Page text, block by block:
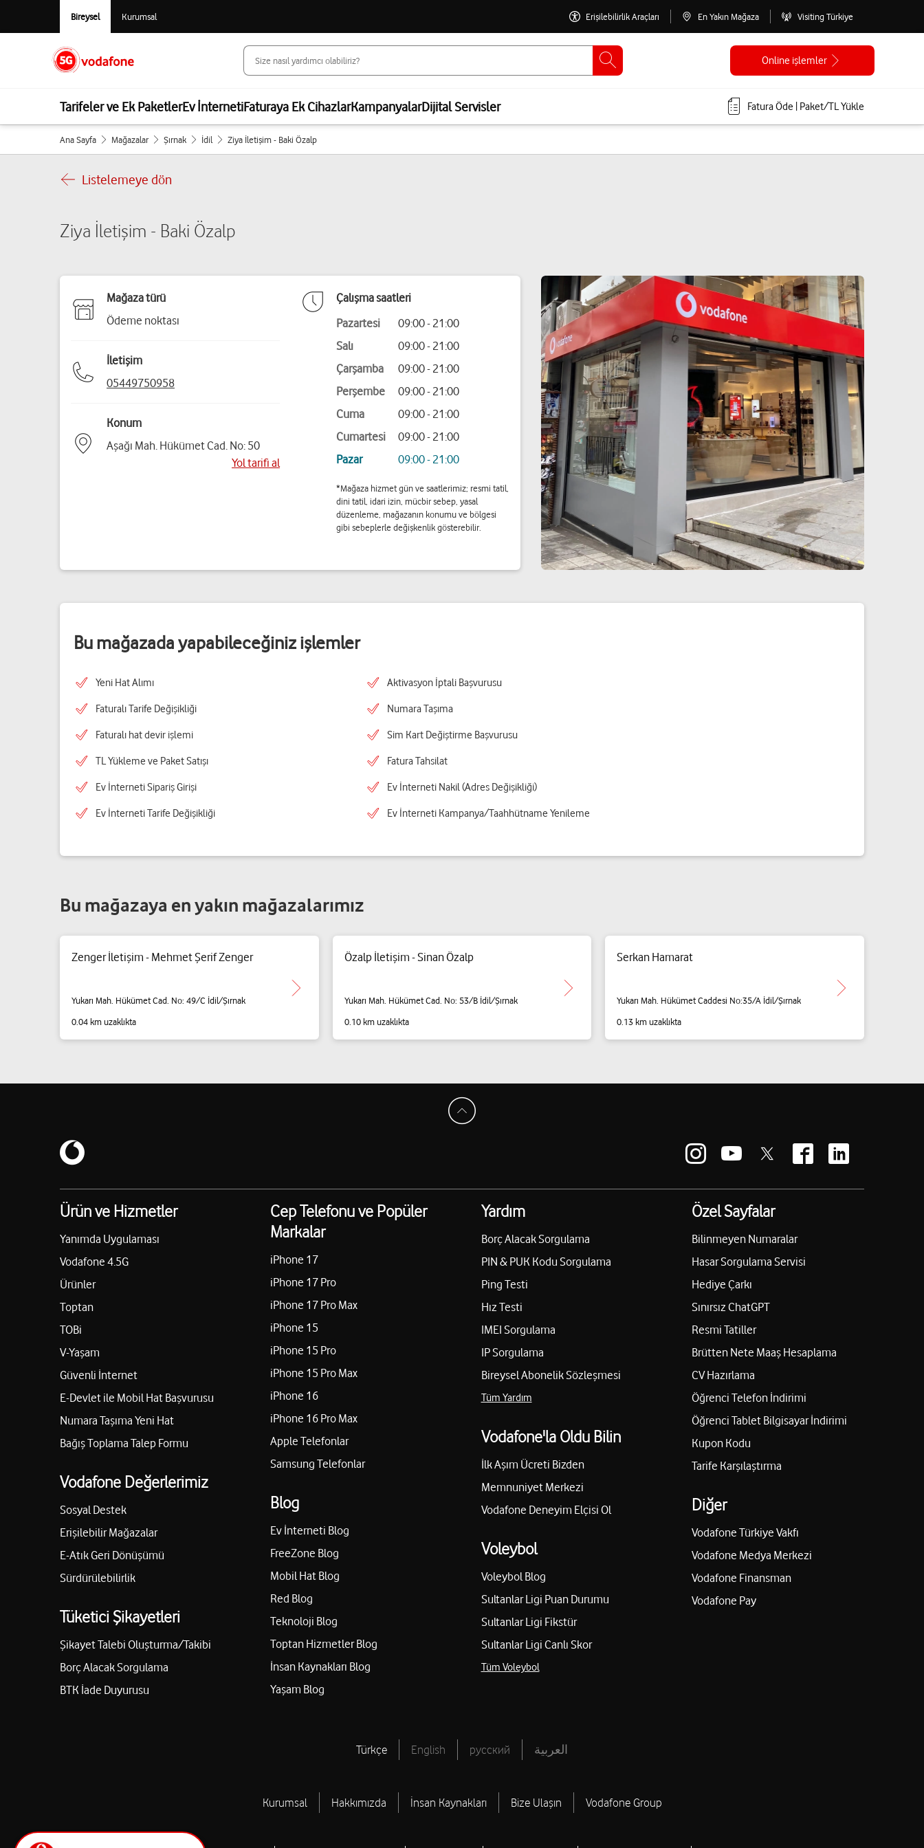
Bireysel Kurumsal Erişilebilirlik Araçları En Yakın Mağaza Visiting Türkiye
Online işlemler
Tarifeler ve Ek PaketlerEv İnternetiFaturaya Ek CihazlarKampanyalarDijital Servisler Fatura Öde | Paket/TL Yükle
Ana Sayfa Mağazalar Şırnak İdil Ziya İletişim - Baki Özalp
Listelemeye dön
Ziya İletişim - Baki Özalp
Mağaza türü
Ödeme noktası
İletişim
05449750958
Konum
Aşağı Mah. Hükümet Cad. No: 50
Yol tarifi al
Çalışma saatleri
Pazartesi
09:00 - 21:00
Salı
09:00 - 21:00
Çarşamba
09:00 - 21:00
Perşembe
09:00 - 21:00
Cuma
09:00 - 21:00
Cumartesi
09:00 - 21:00
Pazar
09:00 - 21:00
*Mağaza hizmet gün ve saatlerimiz; resmi tatil,
dini tatil, idari izin, mücbir sebep, yasal
düzenleme, mağazanın konumu ve bölgesi
gibi sebeplerle değişkenlik gösterebilir.
Bu mağazada yapabileceğiniz işlemler
Yeni Hat Alımı Aktivasyon İptali Başvurusu
Faturalı Tarife Değişikliği Numara Taşıma
Faturalı hat devir işlemi Sim Kart Değiştirme Başvurusu
TL Yükleme ve Paket Satışı Fatura Tahsilat
Ev İnterneti Sipariş Girişi Ev İnterneti Nakil (Adres Değişikliği)
Ev İnterneti Tarife Değişikliği Ev İnterneti Kampanya/Taahhütname Yenileme
Bu mağazaya en yakın mağazalarımız
Zenger İletişim - Mehmet Şerif Zenger
Yukarı Mah. Hükümet Cad. No: 49/C İdil/Şırnak
0.04 km uzaklıkta
Özalp İletişim - Sinan Özalp
Yukarı Mah. Hükümet Cad. No: 53/B İdil/Şırnak
0.10 km uzaklıkta
Serkan Hamarat
Yukarı Mah. Hükümet Caddesi No:35/A İdil/Şırnak
0.13 km uzaklıkta
Ürün ve Hizmetler
Yanımda Uygulaması
Vodafone 4.5G
Ürünler
Toptan
TOBi
V-Yaşam
Güvenli İnternet
E-Devlet ile Mobil Hat Başvurusu
Numara Taşıma Yeni Hat
Bağış Toplama Talep Formu
Vodafone Değerlerimiz
Sosyal Destek
Erişilebilir Mağazalar
E-Atık Geri Dönüşümü
Sürdürülebilirlik
Tüketici Şikayetleri
Şikayet Talebi Oluşturma/Takibi
Borç Alacak Sorgulama
BTK İade Duyurusu
Cep Telefonu ve Popüler
Markalar
iPhone 17
iPhone 17 Pro
iPhone 17 Pro Max
iPhone 15
iPhone 15 Pro
iPhone 15 Pro Max
iPhone 16
iPhone 16 Pro Max
Apple Telefonlar
Samsung Telefonlar
Blog
Ev İnterneti Blog
FreeZone Blog
Mobil Hat Blog
Red Blog
Teknoloji Blog
Toptan Hizmetler Blog
İnsan Kaynakları Blog
Yaşam Blog
Yardım
Borç Alacak Sorgulama
PIN & PUK Kodu Sorgulama
Ping Testi
Hız Testi
IMEI Sorgulama
IP Sorgulama
Bireysel Abonelik Sözleşmesi
Tüm Yardım
Vodafone'la Oldu Bilin
İlk Aşım Ücreti Bizden
Memnuniyet Merkezi
Vodafone Deneyim Elçisi Ol
Voleybol
Voleybol Blog
Sultanlar Ligi Puan Durumu
Sultanlar Ligi Fikstür
Sultanlar Ligi Canlı Skor
Tüm Voleybol
Özel Sayfalar
Bilinmeyen Numaralar
Hasar Sorgulama Servisi
Hediye Çarkı
Sınırsız ChatGPT
Resmi Tatiller
Brütten Nete Maaş Hesaplama
CV Hazırlama
Öğrenci Telefon İndirimi
Öğrenci Tablet Bilgisayar İndirimi
Kupon Kodu
Tarife Karşılaştırma
Diğer
Vodafone Türkiye Vakfı
Vodafone Medya Merkezi
Vodafone Finansman
Vodafone Pay
Türkçe English русский العربية
Kurumsal Hakkımızda İnsan Kaynakları Bize Ulaşın Vodafone Group